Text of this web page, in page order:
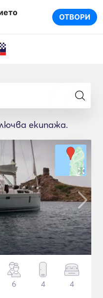
ОТВОРИ
екипажа.
6 4 4